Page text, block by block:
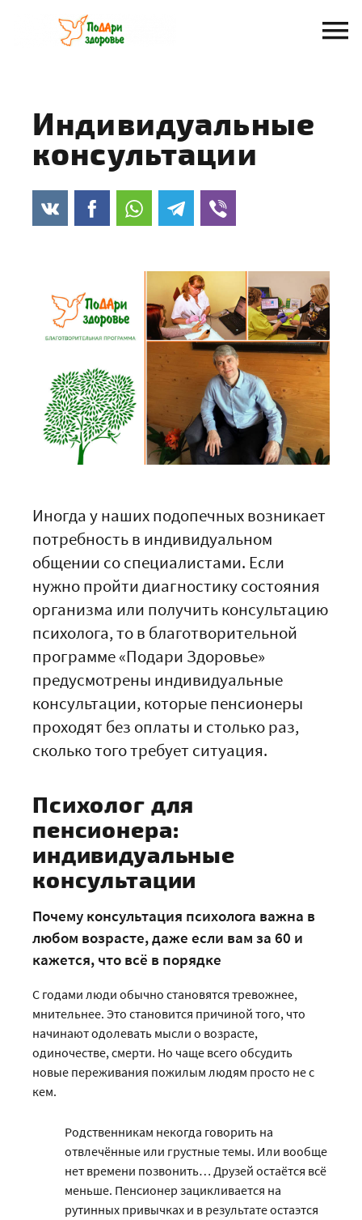
содержанию
Индивидуальные
консультации
Иногда у наших подопечных возникает
потребность в индивидуальном
общении со специалистами. Если
нужно пройти диагностику состояния
организма или получить консультацию
психолога, то в благотворительной
программе «Подари Здоровье»
предусмотрены индивидуальные
консультации, которые пенсионеры
проходят без оплаты и столько раз,
сколько того требует ситуация.
Психолог для
пенсионера:
индивидуальные
консультации
Почему консультация психолога важна в
любом возрасте, даже если вам за 60 и
кажется, что всё в порядке
С годами люди обычно становятся тревожнее,
мнительнее. Это становится причиной того, что
начинают одолевать мысли о возрасте,
одиночестве, смерти. Но чаще всего обсудить
новые переживания пожилым людям просто не с
кем.
Родственникам некогда говорить на
отвлечённые или грустные темы. Или вообще
нет времени позвонить… Друзей остаётся всё
меньше. Пенсионер зацикливается на
рутинных привычках и в результате остаэтся